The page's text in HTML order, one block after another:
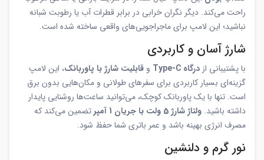
راحت می‌کند. دیگر نگران خرابی در برابر قطرات آب یا رطوبت شبانه
نباشید؛ این لامپ برای ماجراجویی‌های واقعی ساخته شده است.
شارژ آسان و کاربردی
با پشتیبانی از درگاه Type-C و قابلیت شارژ با پاوربانک، این لامپ
گزینه‌ای بسیار کاربردی برای سفرهای طولانی و مکان‌هایی بدون برق
است. تنها با یک پاوربانک کوچک، می‌توانید ساعت‌ها روشنایی پایدار
داشته باشید. ولتاژ شارژ 5 ولت با جریان 1 آمپر
تضمین می‌کند که
مصرف انرژی بهینه باشد و عمر باتری شما حفظ شود.
نور گرم و دلنشین